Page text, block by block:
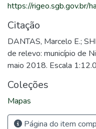
https://rigeo.sgb.gov.br/
Citação
DANTAS, Marcelo E.;
de relevo: município de
maio 2018. Escala
Coleções
Mapas
Página do item